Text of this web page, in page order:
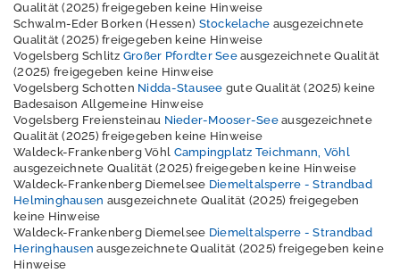
Qualität (2025) freigegeben keine Hinweise
Schwalm-Eder Borken (Hessen) Stockelache ausgezeichnete
Qualität (2025) freigegeben keine Hinweise
Vogelsberg Schlitz Großer Pfordter Seeausgezeichnete Qualität
(2025) freigegeben keine Hinweise
Vogelsberg Schotten Nidda-Stausee gute Qualität (2025) keine
Badesaison Allgemeine Hinweise
Vogelsberg Freiensteinau Nieder-Mooser-Seeausgezeichnete
Qualität (2025) freigegeben keine Hinweise
Waldeck-Frankenberg Vöhl Campingplatz Teichmann, Vöhl
ausgezeichnete Qualität (2025) freigegeben keine Hinweise
Waldeck-Frankenberg Diemelsee Diemeltalsperre - Strandbad
Helminghausen ausgezeichnete Qualität (2025) freigegeben
keine Hinweise
Waldeck-Frankenberg Diemelsee Diemeltalsperre - Strandbad
Heringhausenausgezeichnete Qualität (2025) freigegeben keine
Hinweise